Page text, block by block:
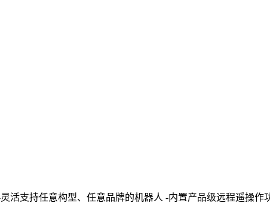
活支持任意构型、任意品牌的机器人 -内置产品级远程遥操